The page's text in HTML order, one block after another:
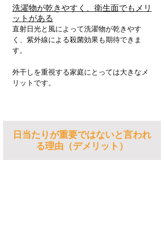
洗濯物が乾きやすく、衛生面でもメリ
ットがある
直射日光と風によって洗濯物が乾きやす
く、紫外線による殺菌効果も期待できま
す。
外干しを重視する家庭にとっては大きなメ
リットです。
日当たりが重要ではないと言われ
る理由（デメリット）